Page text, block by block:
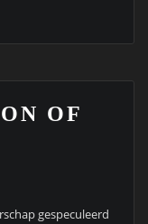
OF
gespeculeerd